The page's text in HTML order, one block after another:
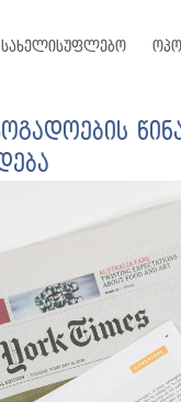
სახელისუფლებო